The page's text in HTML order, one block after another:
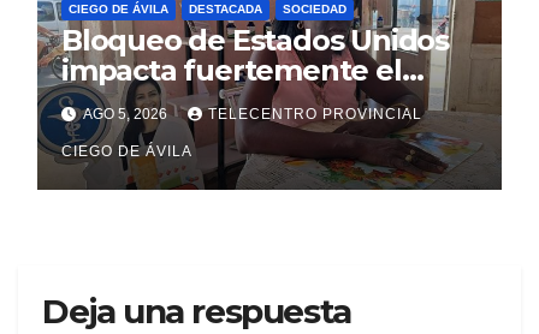
CIEGO DE ÁVILA DESTACADA SOCIEDAD
Bloqueo de Estados Unidos
impacta fuertemente el
acceso a medicamentos
esenciales
AGO 5, 2026 TELECENTRO PROVINCIAL
CIEGO DE ÁVILA
Deja una respuesta